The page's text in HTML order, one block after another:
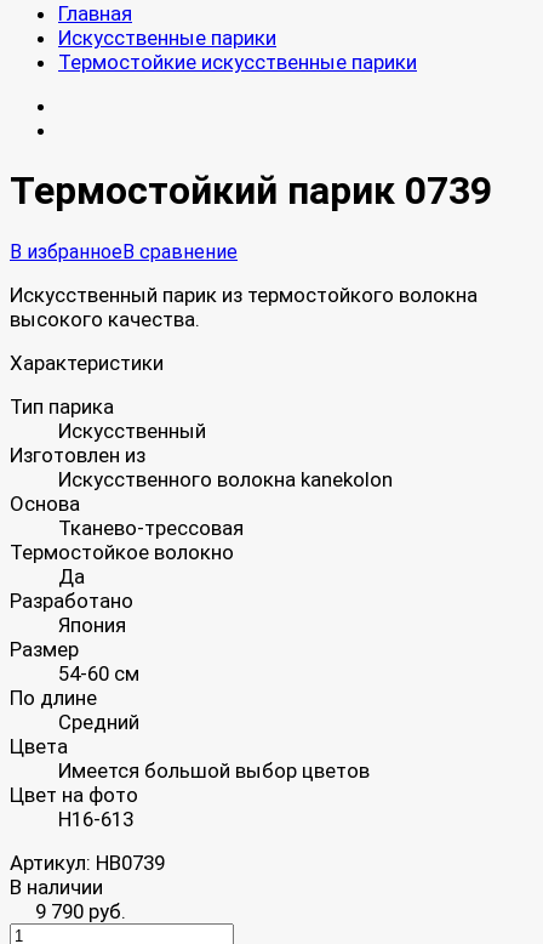
Главная
Искусственные парики
Термостойкие искусственные парики
Термостойкий парик 0739
В избранноеВ сравнение
Искусственный парик из термостойкого волокна
высокого качества.
Характеристики
Тип парика
Искусственный
Изготовлен из
Искусственного волокна kanekolon
Основа
Тканево-трессовая
Термостойкое волокно
Да
Разработано
Япония
Размер
54-60 см
По длине
Средний
Цвета
Имеется большой выбор цветов
Цвет на фото
H16-613
Артикул: HB0739
В наличии
9 790 руб.